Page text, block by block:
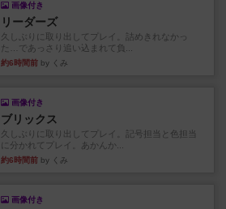
画像付き
リーダーズ
久しぶりに取り出してプレイ。詰めきれなかっ
た…であっさり追い込まれて負...
約6時間前 by くみ
画像付き
ブリックス
久しぶりに取り出してプレイ。記号担当と色担当
に分かれてプレイ。あかんか...
約6時間前 by くみ
画像付き